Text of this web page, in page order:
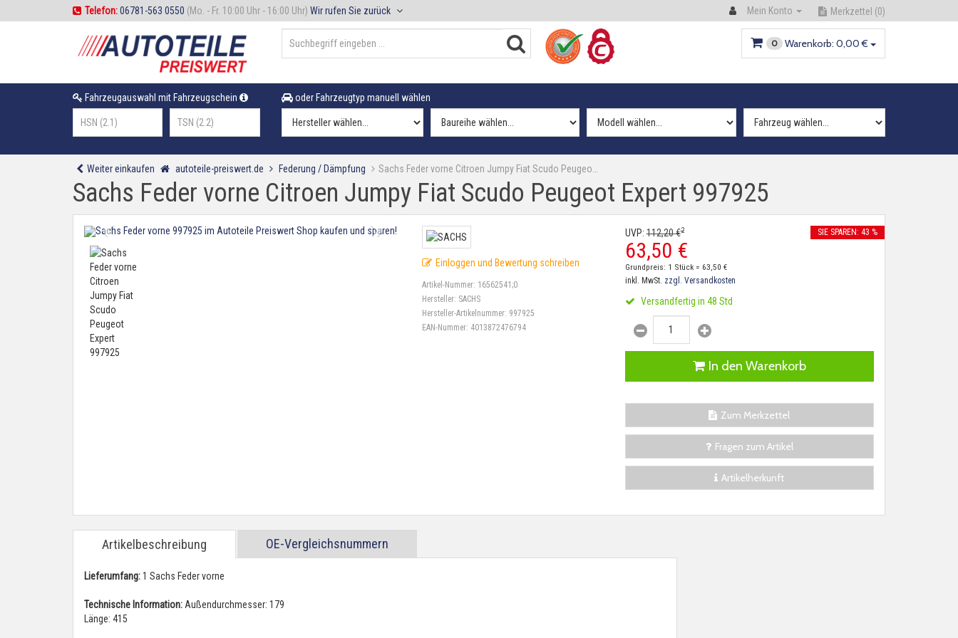
Telefon:06781-563 0550 (Mo. - Fr. 10:00 Uhr - 16:00 Uhr) Wir rufen Sie zurück Mein Konto Merkzettel (0)
0 Warenkorb: 0,00 €
Fahrzeugauswahl mit Fahrzeugschein oder Fahrzeugtyp manuell wählen
Weiter einkaufen autoteile-preiswert.de Federung / Dämpfung Sachs Feder vorne Citroen Jumpy Fiat Scudo Peugeo…
Sachs Feder vorne Citroen Jumpy Fiat Scudo Peugeot Expert 997925
Einloggen und Bewertung schreiben
Artikel-Nummer: 16562541;0
Hersteller: SACHS
Hersteller-Artikelnummer: 997925
EAN-Nummer: 4013872476794
UVP:112,20€2
63,50 €
SIE SPAREN: 43 %
Grundpreis: 1 Stück = 63,50 €
inkl. MwSt. zzgl. Versandkosten
Versandfertig in 48 Std
In den Warenkorb
Zum Merkzettel
Fragen zum Artikel
Artikelherkunft
Artikelbeschreibung OE-Vergleichsnummern
Lieferumfang:1 Sachs Feder vorne
Technische Information: Außendurchmesser: 179
Länge: 415